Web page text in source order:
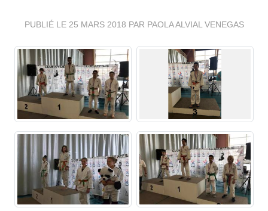
PUBLIÉ LE 25 MARS 2018 PAR PAOLA ALVIAL VENEGAS